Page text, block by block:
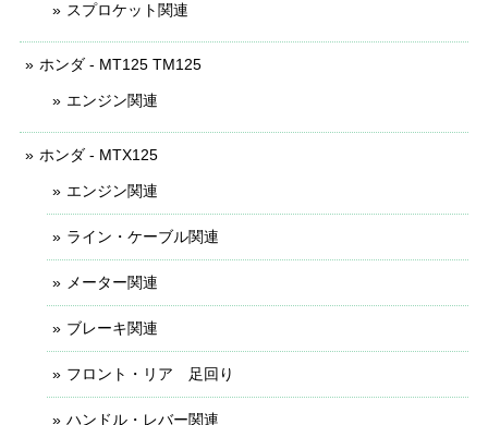
スプロケット関連
ホンダ - MT125 TM125
エンジン関連
ホンダ - MTX125
エンジン関連
ライン・ケーブル関連
メーター関連
ブレーキ関連
フロント・リア 足回り
ハンドル・レバー関連